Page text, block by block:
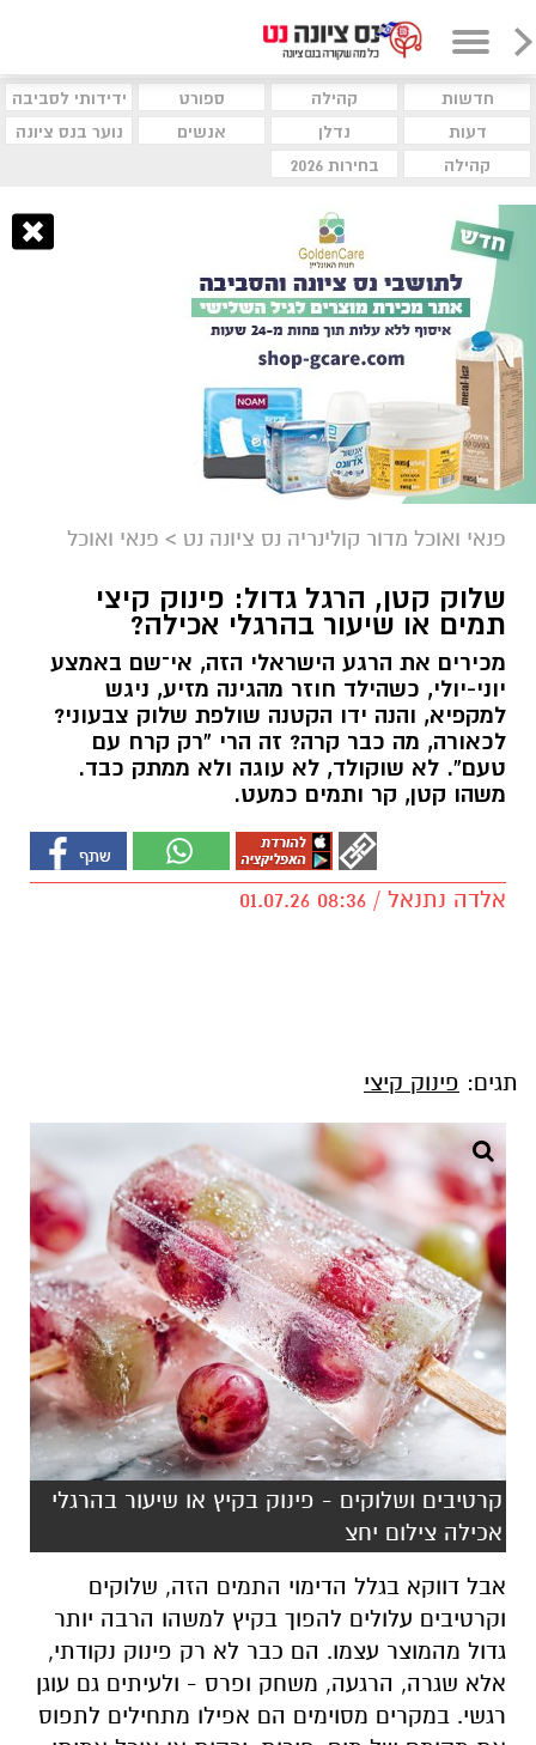
חדשות קהילה ספורט
ידידותי לסביבה
דעות
נדלן אנשים
נוער בנס ציונה
קהילה
בחירות 2026
פנאי ואוכל מדור קולינריה נס ציונה נט > פנאי ואוכל
שלוק קטן, הרגל גדול: פינוק קיצי
תמים או שיעור בהרגלי אכילה?
מכירים את הרגע הישראלי הזה, אי־שם באמצע
יוני-יולי, כשהילד חוזר מהגינה מזיע, ניגש
למקפיא, והנה ידו הקטנה שולפת שלוק צבעוני?
לכאורה, מה כבר קרה? זה הרי “רק קרח עם
טעם”. לא שוקולד, לא עוגה ולא ממתק כבד.
משהו קטן, קר ותמים כמעט.
אלדה נתנאל / 08:36 01.07.26
תגים: פינוק קיצי
קרטיבים ושלוקים - פינוק בקיץ או שיעור בהרגלי
אכילה צילום יחצ
אבל דווקא בגלל הדימוי התמים הזה, שלוקים
וקרטיבים עלולים להפוך בקיץ למשהו הרבה יותר
גדול מהמוצר עצמו. הם כבר לא רק פינוק נקודתי,
אלא שגרה, הרגעה, משחק ופרס - ולעיתים גם עוגן
רגשי. במקרים מסוימים הם אפילו מתחילים לתפוס